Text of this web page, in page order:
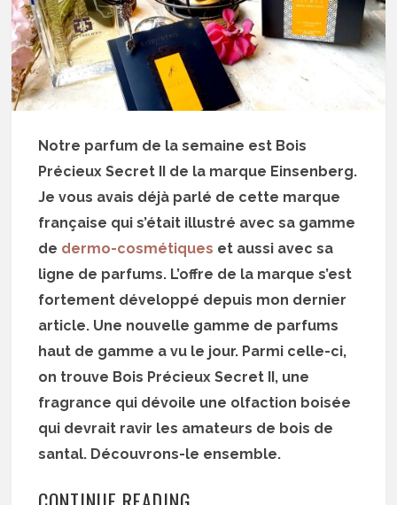
Notre parfum de la semaine est Bois
Précieux Secret II de la marque Einsenberg.
Je vous avais déjà parlé de cette marque
française qui s’était illustré avec sa gamme
de dermo-cosmétiques et aussi avec sa
ligne de parfums. L’offre de la marque s’est
fortement développé depuis mon dernier
article. Une nouvelle gamme de parfums
haut de gamme a vu le jour. Parmi celle-ci,
on trouve Bois Précieux Secret II, une
fragrance qui dévoile une olfaction boisée
qui devrait ravir les amateurs de bois de
santal. Découvrons-le ensemble.